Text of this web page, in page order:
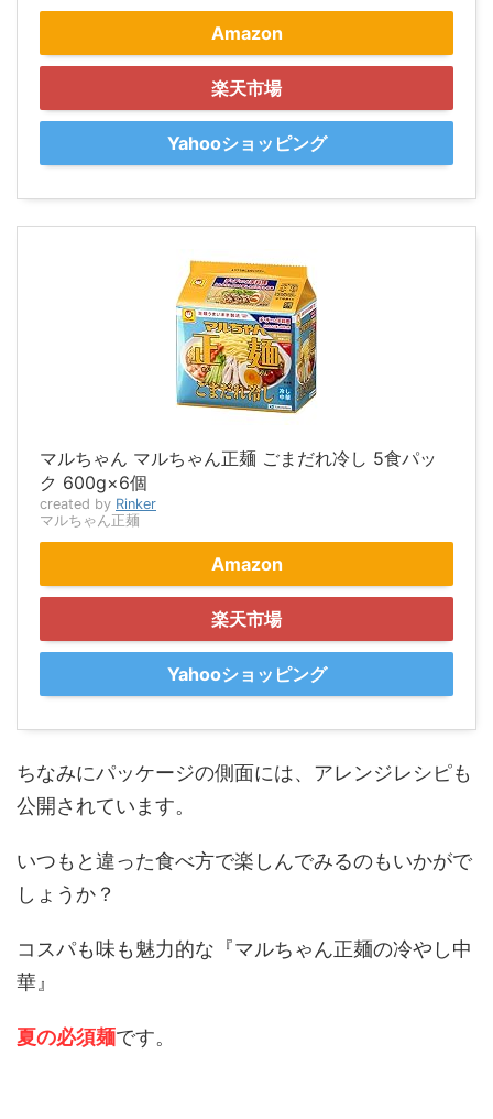
Amazon
楽天市場
Yahooショッピング
マルちゃん マルちゃん正麺 ごまだれ冷し 5食パッ
ク 600g×6個
created by Rinker
マルちゃん正麺
Amazon
楽天市場
Yahooショッピング
ちなみにパッケージの側面には、アレンジレシピも
公開されています。
いつもと違った食べ方で楽しんでみるのもいかがで
しょうか？
コスパも味も魅力的な『マルちゃん正麺の冷やし中
華』
夏の必須麺です。